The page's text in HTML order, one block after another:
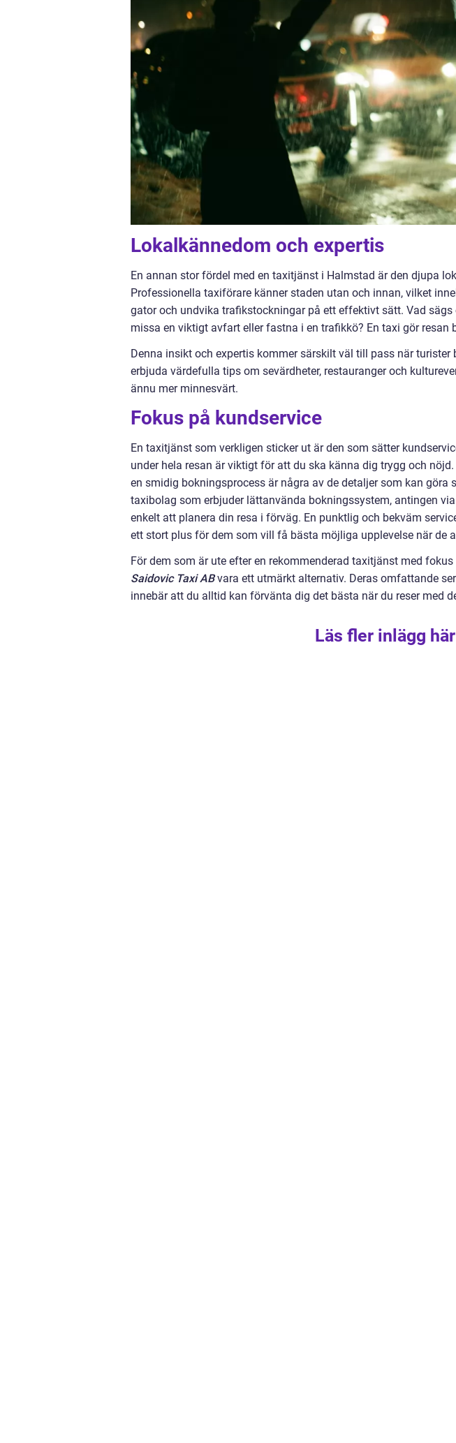
Lokalkännedom och expertis
En annan stor fördel med en taxitjänst i Halmstad är den djupa
Professionella taxiförare känner staden utan och innan, vilket
gator och undvika trafikstockningar på ett effektivt sätt. Vad
missa en viktigt avfart eller fastna i en trafikkö? En taxi gör resan
Denna insikt och expertis kommer särskilt väl till pass när turister
erbjuda värdefulla tips om sevärdheter, restauranger och
ännu mer minnesvärt.
Fokus på kundservice
En taxitjänst som verkligen sticker ut är den som sätter
under hela resan är viktigt för att du ska känna dig trygg och
en smidig bokningsprocess är några av de detaljer som kan göra
taxibolag som erbjuder lättanvända bokningssystem, antingen
enkelt att planera din resa i förväg. En punktlig och bekväm
ett stort plus för dem som vill få bästa möjliga upplevelse när de
För dem som är ute efter en rekommenderad taxitjänst med
Saidovic Taxi ABvara ett utmärkt alternativ. Deras omfattande
innebär att du alltid kan förvänta dig det bästa när du reser med
Läs fler inlägg här